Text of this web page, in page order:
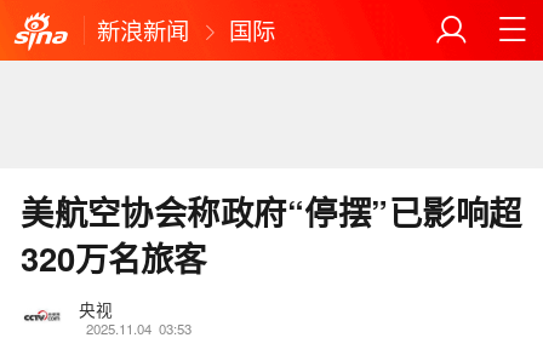
新浪新闻 国际
美航空协会称政府“停摆”已影响超
320万名旅客
央视
2025.11.04 03:53